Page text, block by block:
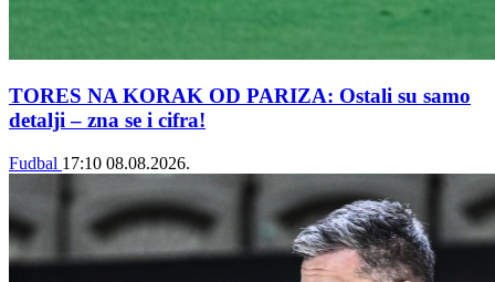
TORES NA KORAK OD PARIZA: Ostali su samo
detalji – zna se i cifra!
Fudbal 17:10 08.08.2026.